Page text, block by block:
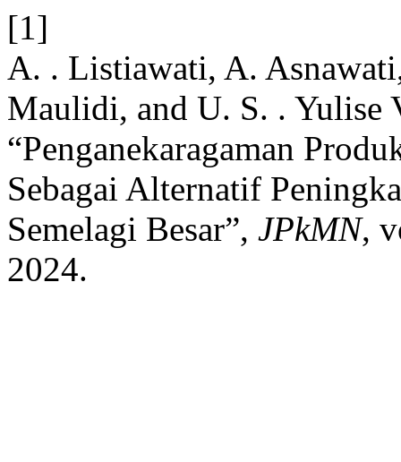
[1]
A. . Listiawati, A.
Maulidi, and U. S. . Yulise
“Penganekaragaman
Sebagai Alternatif
Semelagi Besar”, JPkMN,
2024.